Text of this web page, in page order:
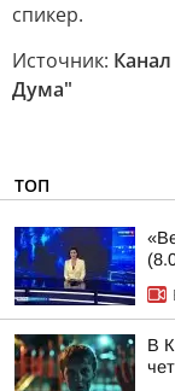
спикер.
Источник:
Дума"
ТОП
В